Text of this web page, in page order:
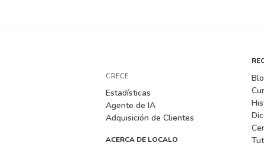
CRECE
Estadísticas
Agente de IA
Adquisición de Clientes
ACERCA DE LOCALO